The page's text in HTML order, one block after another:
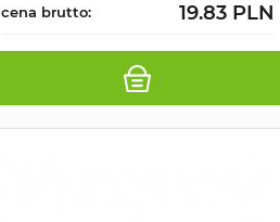
cena brutto: 19.83 PLN